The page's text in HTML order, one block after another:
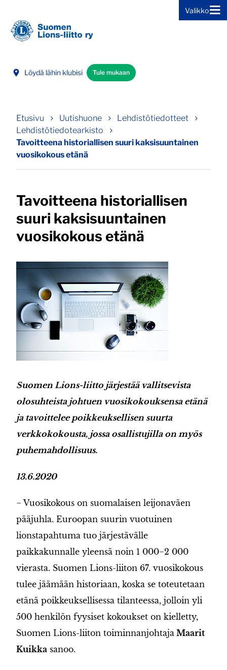
Valikko
Löydä lähin klubisi Tule mukaan
Etusivu Uutishuone
Lehdistötiedotteet
Lehdistötiedotearkisto
Tavoitteena historiallisen suuri kaksisuuntainen
vuosikokous etänä
Tavoitteena historiallisen
suuri kaksisuuntainen
vuosikokous etänä
Suomen Lions-liitto järjestää vallitsevista
olosuhteista johtuen vuosikokouksensa etänä
ja tavoittelee poikkeuksellisen suurta
verkkokokousta, jossa osallistujilla on myös
puhemahdollisuus.
13.6.2020
− Vuosikokous on suomalaisen leijonaväen
pääjuhla. Euroopan suurin vuotuinen
lionstapahtuma tuo järjestävälle
paikkakunnalle yleensä noin 1 000−2 000
vierasta. Suomen Lions-liiton 67. vuosikokous
tulee jäämään historiaan, koska se toteutetaan
etänä poikkeuksellisessa tilanteessa, jolloin yli
500 henkilön fyysiset kokoukset on kielletty,
Suomen Lions-liiton toiminnanjohtaja Maarit
Kuikka sanoo.